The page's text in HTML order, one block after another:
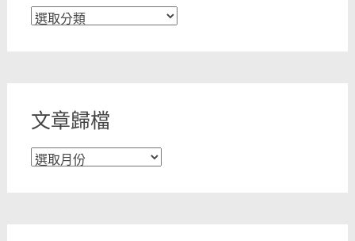
文
文章歸檔
文